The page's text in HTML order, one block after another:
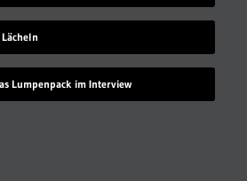
Lumpenpack im Interview